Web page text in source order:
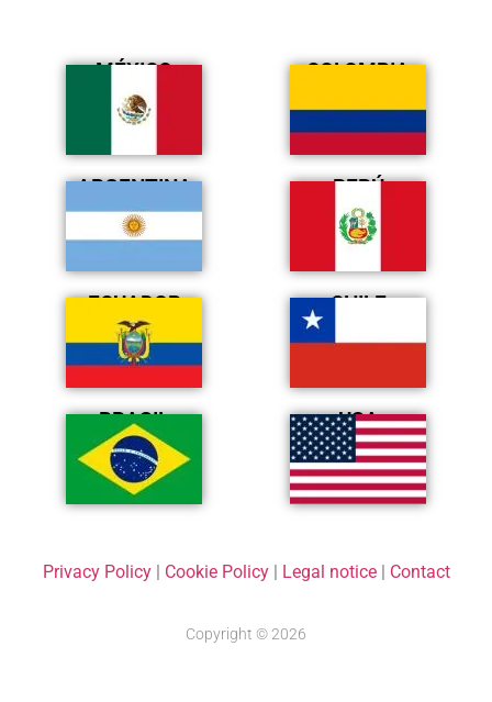
MÉXICO COLOMBIA
ARGENTINA PERÚ
ECUADOR CHILE
BRASIL USA
Privacy Policy| Cookie Policy| Legal notice| Contact
Copyright © 2026